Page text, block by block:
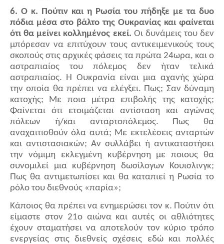
6. Ο κ. Πούτιν και η Ρωσία του πήδηξε με τα δυο
πόδια μέσα στο βάλτο της Ουκρανίας και φαίνεται
ότι θα μείνει κολλημένος εκεί. Οι δυνάμεις του δεν
μπόρεσαν να επιτύχουν τους αντικειμενικούς τους
σκοπούς στις αρχικές φάσεις τα πρώτα 24ωρα, και ο
αστραπιαίος του πόλεμος δεν ήταν τελικά
αστραπιαίος. Η Ουκρανία είναι μια αχανής χώρα
την οποία θα πρέπει να ελέγξει. Πως; Σαν δύναμη
κατοχής; Με ποια μέτρα επιβολής της κατοχής;
Φαίνεται ότι ετοιμάζεται αντίσταση και αγώνας
πόλεων ή/και ανταρτοπόλεμος. Πως θα
αναχαιτισθούν όλα αυτά; Με εκτελέσεις ανταρτών
και αντιστασιακών; Αν συλλάβει ή αντικαταστήσει
την νόμιμη εκλεγμένη κυβέρνηση με ποιους θα
συνομιλεί μια κυβέρνηση δωσίλογων Κουισλινγκ;
Πως θα αντιμετωπίσει και θα καταπιεί η Ρωσία το
ρόλο του διεθνούς «παρία»;
Κάποιος θα πρέπει να ενημερώσει τον κ. Πούτιν ότι
είμαστε στον 21ο αιώνα και αυτές οι αθλιότητες
έχουν σταματήσει να αποτελούν τον κύριο τρόπο
ενεργείας στις διεθνείς σχέσεις εδώ και πολλές